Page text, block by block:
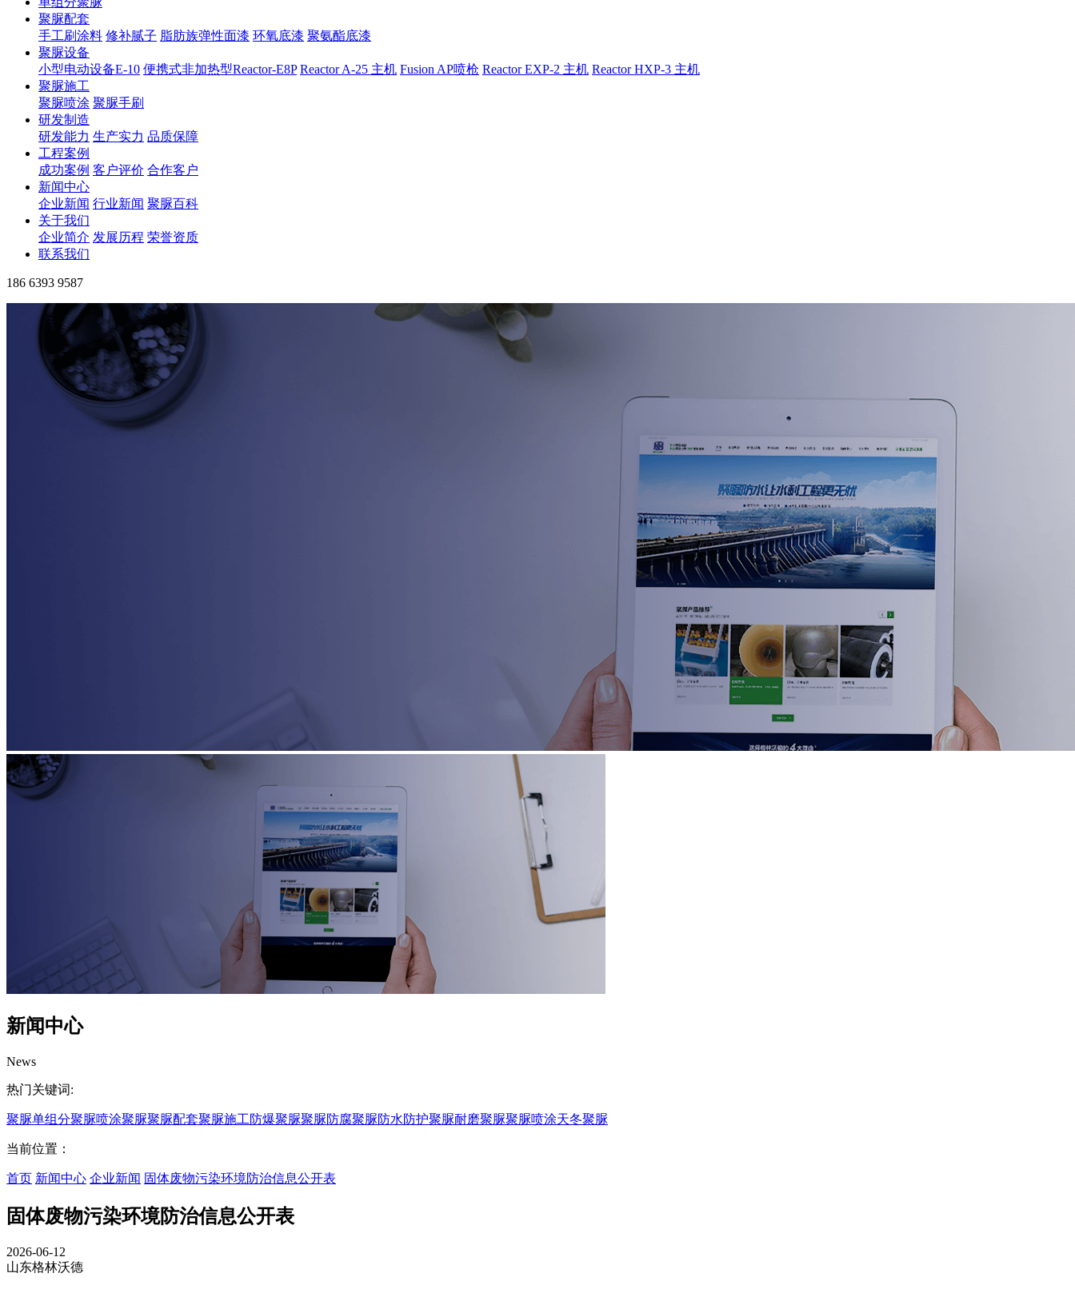
聚脲配套
手工刷涂料 修补腻子 脂肪族弹性面漆 环氧底漆 聚氨酯底漆
聚脲设备
小型电动设备E-10 便携式非加热型Reactor-E8P Reactor A-25 主机 Fusion AP喷枪 Reactor EXP-2 主机 Reactor HXP-3 主机
聚脲施工
聚脲喷涂 聚脲手刷
研发制造
研发能力 生产实力 品质保障
工程案例
成功案例 客户评价 合作客户
新闻中心
企业新闻 行业新闻 聚脲百科
关于我们
企业简介 发展历程 荣誉资质
联系我们
186 6393 9587
新闻中心
News
热门关键词:
聚脲单组分聚脲喷涂聚脲聚脲配套聚脲施工防爆聚脲聚脲防腐聚脲防水防护聚脲耐磨聚脲聚脲喷涂天冬聚脲
当前位置：
首页 新闻中心 企业新闻 固体废物污染环境防治信息公开表
固体废物污染环境防治信息公开表
2026-06-12
山东格林沃德